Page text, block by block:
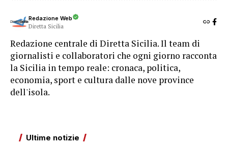
Redazione Web
Diretta Sicilia
Redazione centrale di Diretta Sicilia. Il team di
giornalisti e collaboratori che ogni giorno racconta
la Sicilia in tempo reale: cronaca, politica,
economia, sport e cultura dalle nove province
dell'isola.
Ultime notizie